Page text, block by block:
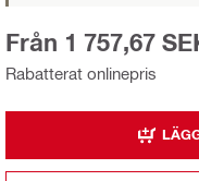
Rabatterat onlinepris
Från 1 757,67